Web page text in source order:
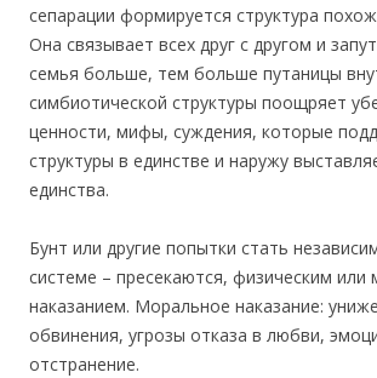
сепарации формируется структура
Она связывает всех друг с другом и
семья больше, тем больше путаницы
симбиотической структуры поощряет
ценности, мифы, суждения, которые
структуры в единстве и наружу
единства.
Бунт или другие попытки стать
системе – пресекаются, физическим
наказанием. Моральное наказание:
обвинения, угрозы отказа в любви,
отстранение.